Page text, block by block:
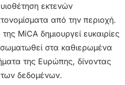
εκτενών
από την περιοχή.
MiCA δημιουργεί ευκαιρίες
στα καθιερωμένα
της Ευρώπης, δίνοντας
δεδομένων.